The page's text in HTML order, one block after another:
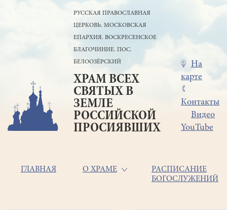
РУССКАЯ ПРАВОСЛАВНАЯ
ЦЕРКОВЬ. МОСКОВСКАЯ
ЕПАРХИЯ. ВОСКРЕСЕНСКОЕ
БЛАГОЧИНИЕ. ПОС.
БЕЛООЗЁРСКИЙ
ХРАМ ВСЕХ
СВЯТЫХ В
ЗЕМЛЕ
РОССИЙСКОЙ
ПРОСИЯВШИХ
Меню
в
шапке
На
карте
Контакты
Видео
YouTube
Основная
ГЛАВНАЯ О ХРАМЕ
РАСПИСАНИЕ
БОГОСЛУЖЕНИЙ